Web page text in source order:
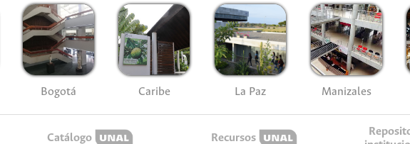
Bogotá Caribe La Paz Manizales
Catálogo Recursos